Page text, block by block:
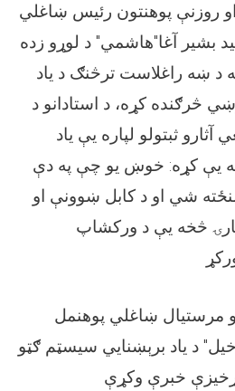
روزنې پوهنتون رئیس ښاغلي
بشیر آغا"هاشمي" د لوړو زده
د ښه راغلاست ترڅنګ د یاد
څرګنده کړه، د استادانو د
آثارو ثبتولو لپاره یې یاد
یې کړه: خوښ یو چې په دې
شي او د کابل ښوونې او
څخه یې د ورکشاپ
مرستیال ښاغلي پوهنمل
د یاد برېښنایي سیسټم ګټو